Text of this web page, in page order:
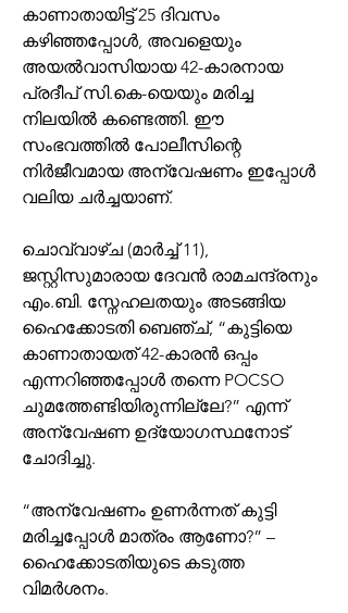
കാണാതായിട്ട് 25 ദിവസം
കഴിഞ്ഞപ്പോൾ, അവളെയും
അയൽവാസിയായ 42-കാരനായ
പ്രദീപ് സി.കെ-യെയും മരിച്ച
നിലയിൽ കണ്ടെത്തി. ഈ
സംഭവത്തിൽ പോലീസിന്റെ
നിർജീവമായ അന്വേഷണം ഇപ്പോൾ
വലിയ ചർച്ചയാണ്.
ചൊവ്വാഴ്ച (മാർച്ച് 11),
ജസ്റ്റിസുമാരായ ദേവൻ രാമചന്ദ്രനും
എം.ബി. സ്നേഹലതയും അടങ്ങിയ
ഹൈക്കോടതി ബെഞ്ച്, “കുട്ടിയെ
കാണാതായത് 42-കാരൻ ഒപ്പം
എന്നറിഞ്ഞപ്പോൾ തന്നെ POCSO
ചുമത്തേണ്ടിയിരുന്നില്ലേ?” എന്ന്
അന്വേഷണ ഉദ്യോഗസ്ഥനോട്
ചോദിച്ചു.
“അന്വേഷണം ഉണർന്നത് കുട്ടി
മരിച്ചപ്പോൾ മാത്രം ആണോ?” –
ഹൈക്കോടതിയുടെ കടുത്ത
വിമർശനം.